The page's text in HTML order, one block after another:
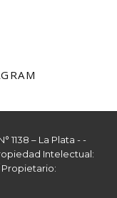
1138 – La Plata - -
Intelectual:
Propietario: